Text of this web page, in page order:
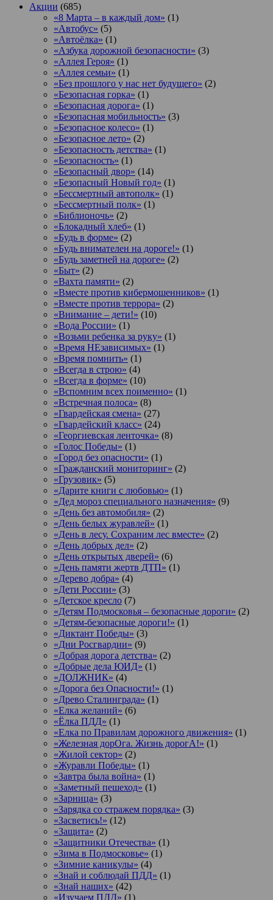
Акции (685)
«8 Марта – в каждый дом» (1)
«Автобус» (5)
«Автоёлка» (1)
«Азбука дорожной безопасности» (3)
«Аллея Героя» (1)
«Аллея семьи» (1)
«Без прошлого у нас нет будущего» (2)
«Безопасная горка» (1)
«Безопасная дорога» (1)
«Безопасная мобильность» (3)
«Безопасное колесо» (1)
«Безопасное лето» (2)
«Безопасность детства» (1)
«Безопасность» (1)
«Безопасный двор» (14)
«Безопасный Новый год» (1)
«Бессмертный автополк» (1)
«Бессмертный полк» (1)
«Библионочь» (2)
«Блокадный хлеб» (1)
«Будь в форме» (2)
«Будь внимателен на дороге!» (1)
«Будь заметней на дороге» (2)
«Быт» (2)
«Вахта памяти» (2)
«Вместе против кибермошенников» (1)
«Вместе против террора» (2)
«Внимание – дети!» (10)
«Вода России» (1)
«Возьми ребенка за руку» (1)
«Время НЕзависимых» (1)
«Время помнить» (1)
«Всегда в строю» (4)
«Всегда в форме» (10)
«Вспомним всех поименно» (1)
«Встречная полоса» (8)
«Гвардейская смена» (27)
«Гвардейский класс» (24)
«Георгиевская ленточка» (8)
«Голос Победы» (1)
«Город без опасности» (1)
«Гражданский мониторинг» (2)
«Грузовик» (5)
«Дарите книги с любовью» (1)
«Дед мороз специального назначения» (9)
«День без автомобиля» (2)
«День белых журавлей» (1)
«День в лесу. Сохраним лес вместе» (2)
«День добрых дел» (2)
«День открытых дверей» (6)
«День памяти жертв ДТП» (1)
«Дерево добра» (4)
«Дети России» (3)
«Детское кресло (7)
«Детям Подмосковья – безопасные дороги» (2)
«Детям-безопасные дороги!» (1)
«Диктант Победы» (3)
«Дни Росгвардии» (9)
«Добрая дорога детства» (2)
«Добрые дела ЮИД» (1)
«ДОЛЖНИК» (4)
«Дорога без Опасности!» (1)
«Древо Сталинграда» (1)
«Елка желаний» (6)
«Ёлка ПДД» (1)
«Елка по Правилам дорожного движения» (1)
«Железная дорОга. Жизнь дорогА!» (1)
«Жилой сектор» (2)
«Журавли Победы» (1)
«Завтра была война» (1)
«Заметный пешеход» (1)
«Зарница» (3)
«Зарядка со стражем порядка» (3)
«Засветись!» (12)
«Защита» (2)
«Защитники Отечества» (1)
«Зима в Подмосковье» (1)
«Зимние каникулы» (4)
«Знай и соблюдай ПДД» (1)
«Знай наших» (42)
«Изучаем ПДД» (1)